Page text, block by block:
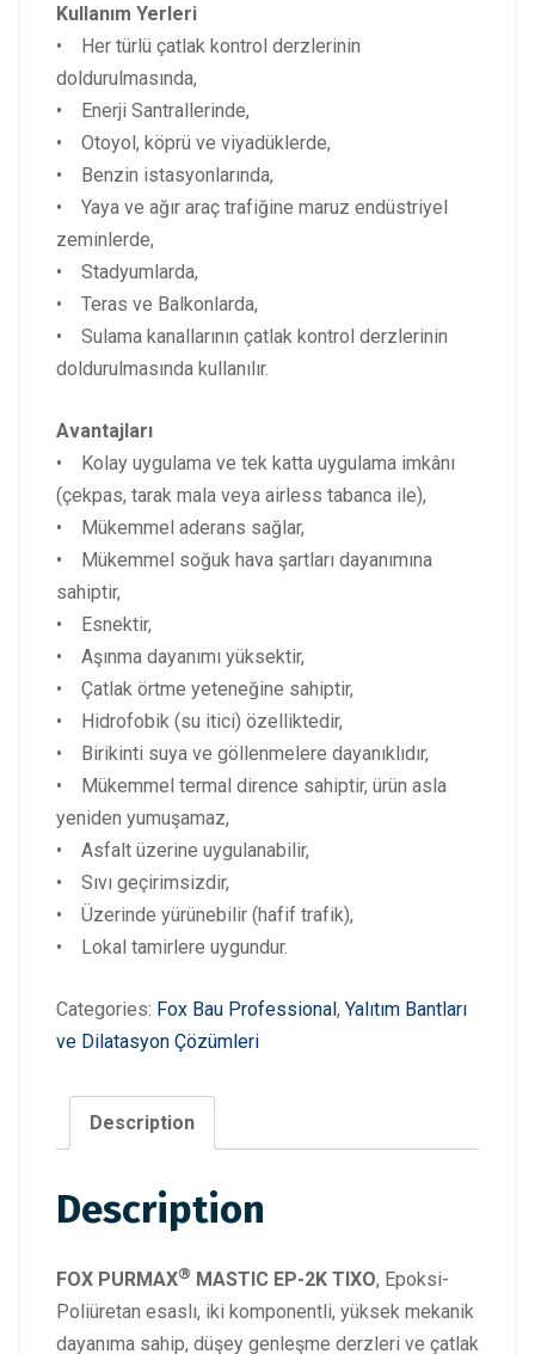
Kullanım Yerleri
• Her türlü çatlak kontrol derzlerinin
doldurulmasında,
• Enerji Santrallerinde,
• Otoyol, köprü ve viyadüklerde,
• Benzin istasyonlarında,
• Yaya ve ağır araç trafiğine maruz endüstriyel
zeminlerde,
• Stadyumlarda,
• Teras ve Balkonlarda,
• Sulama kanallarının çatlak kontrol derzlerinin
doldurulmasında kullanılır.
Avantajları
• Kolay uygulama ve tek katta uygulama imkânı
(çekpas, tarak mala veya airless tabanca ile),
• Mükemmel aderans sağlar,
• Mükemmel soğuk hava şartları dayanımına
sahiptir,
• Esnektir,
• Aşınma dayanımı yüksektir,
• Çatlak örtme yeteneğine sahiptir,
• Hidrofobik (su itici) özelliktedir,
• Birikinti suya ve göllenmelere dayanıklıdır,
• Mükemmel termal dirence sahiptir, ürün asla
yeniden yumuşamaz,
• Asfalt üzerine uygulanabilir,
• Sıvı geçirimsizdir,
• Üzerinde yürünebilir (hafif trafik),
• Lokal tamirlere uygundur.
Categories: Fox Bau Professional, Yalıtım Bantları
ve Dilatasyon Çözümleri
Description
Description
FOX PURMAX® MASTIC EP-2K TIXO, Epoksi-
Poliüretan esaslı, iki komponentli, yüksek mekanik
dayanıma sahip, düşey genleşme derzleri ve çatlak